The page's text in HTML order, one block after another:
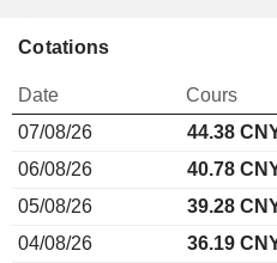
Cotations
Date Cours
07/08/26
44.38
06/08/26
40.78
05/08/26
39.28
04/08/26
36.19